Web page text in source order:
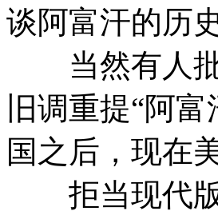
谈阿富汗的历史
当然有人批
旧调重提“阿
国之后，现在
拒当现代版